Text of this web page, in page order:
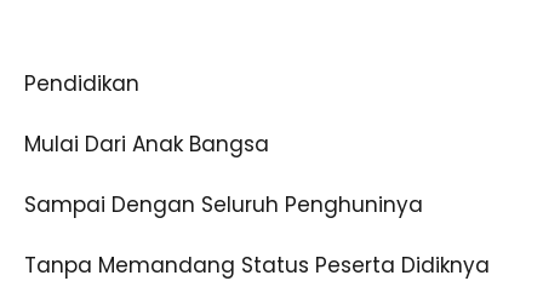
Pendidikan
Mulai Dari Anak Bangsa
Sampai Dengan Seluruh Penghuninya
Tanpa Memandang Status Peserta Didiknya